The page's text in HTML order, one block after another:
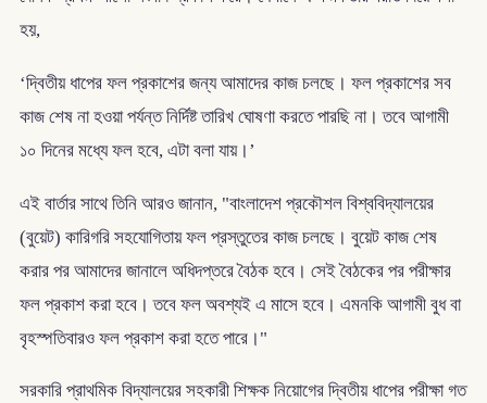
হয়,
‘দ্বিতীয় ধাপের ফল প্রকাশের জন্য আমাদের কাজ চলছে। ফল প্রকাশের সব
কাজ শেষ না হওয়া পর্যন্ত নির্দিষ্ট তারিখ ঘোষণা করতে পারছি না। তবে আগামী
১০ দিনের মধ্যে ফল হবে, এটা বলা যায়।’
এই বার্তার সাথে তিনি আরও জানান, "বাংলাদেশ প্রকৌশল বিশ্ববিদ্যালয়ের
(বুয়েট) কারিগরি সহযোগিতায় ফল প্রস্তুতের কাজ চলছে। বুয়েট কাজ শেষ
করার পর আমাদের জানালে অধিদপ্তরে বৈঠক হবে। সেই বৈঠকের পর পরীক্ষার
ফল প্রকাশ করা হবে। তবে ফল অবশ্যই এ মাসে হবে। এমনকি আগামী বুধ বা
বৃহস্পতিবারও ফল প্রকাশ করা হতে পারে।"
সরকারি প্রাথমিক বিদ্যালয়ের সহকারী শিক্ষক নিয়োগের দ্বিতীয় ধাপের পরীক্ষা গত